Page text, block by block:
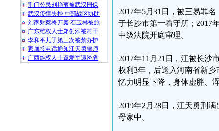
荆门公民刘艳丽被武汉国保
武汉疫情失控 中部战区协助
刘家财案将开庭 石玉林被旅
广东维权人士郑创添被村干
李和平儿子第三次被禁办护
家属接电话通知江天勇律师
广西维权人士谭爱军遭跨省
2017年5月31日，被三易罪
于长沙市第一看守所；2017
中级法院开庭审理。
2017年11月21日，江被长沙
权利3年，后送入河南省新
忆力明显下降，身体虚胖、
2019年2月28日，江天勇刑
母家中。